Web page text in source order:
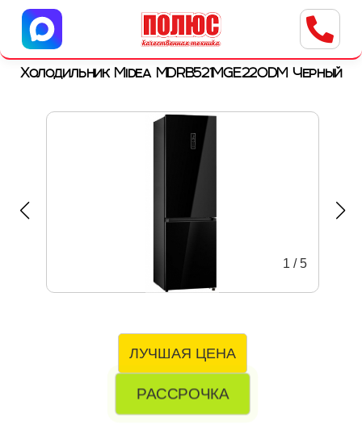
Центр бытовой техники
г. Ульяновск, ул. Пушкарева, 8a
Холодильник Midea MDRB521MGE22ODM Черный
1 /5
ЛУЧШАЯ ЦЕНА
РАССРОЧКА